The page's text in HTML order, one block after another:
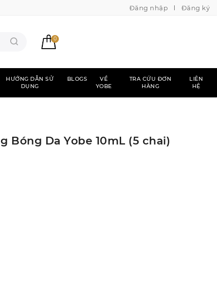
Đăng nhập Đăng ký
0
HƯỚNG DẪN SỬ
DỤNG
BLOGS
VỀ
YOBE
TRA CỨU ĐƠN
HÀNG
LIÊN
HỆ
Bóng Da Yobe 10mL (5 chai)